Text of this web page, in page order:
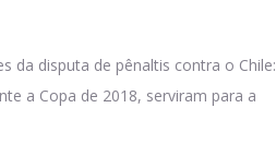
da disputa de pênaltis contra o Chile:
a Copa de 2018, serviram para a